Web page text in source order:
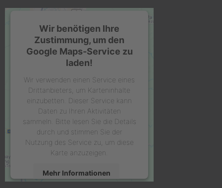
Wir benötigen Ihre
Zustimmung, um den
Google Maps-Service zu
laden!
Wir verwenden einen Service eines
Drittanbieters, um Karteninhalte
einzubetten. Dieser Service kann
Daten zu Ihren Aktivitäten
sammeln. Bitte lesen Sie die Details
durch und stimmen Sie der
Nutzung des Service zu, um diese
Karte anzuzeigen.
Mehr Informationen